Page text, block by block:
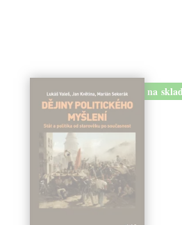
na